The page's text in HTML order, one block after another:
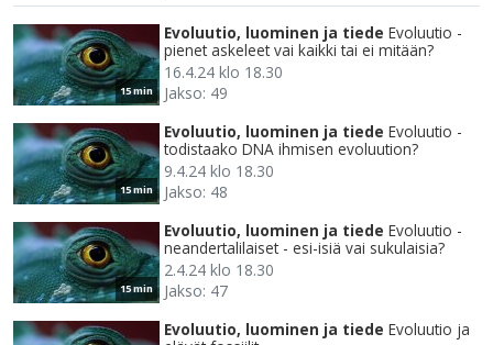
15 min
Evoluutio, luominen ja tiede Evoluutio -
pienet askeleet vai kaikki tai ei mitään?
16.4.24 klo 18.30
Jakso: 49
15 min
Evoluutio, luominen ja tiede Evoluutio -
todistaako DNA ihmisen evoluution?
9.4.24 klo 18.30
Jakso: 48
15 min
Evoluutio, luominen ja tiede Evoluutio -
neandertalilaiset - esi-isiä vai sukulaisia?
2.4.24 klo 18.30
Jakso: 47
Evoluutio, luominen ja tiede Evoluutio ja